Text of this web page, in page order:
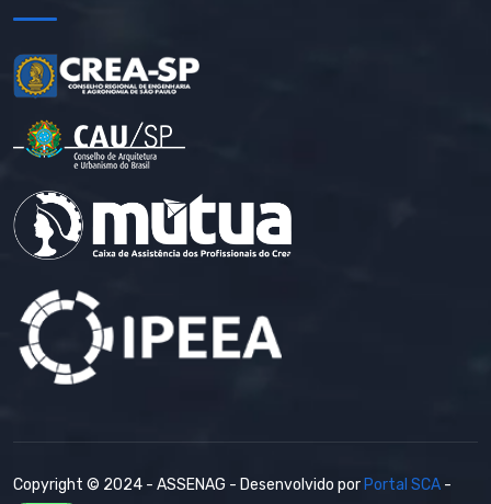
Copyright © 2024 - ASSENAG - Desenvolvido porPortal SCA -